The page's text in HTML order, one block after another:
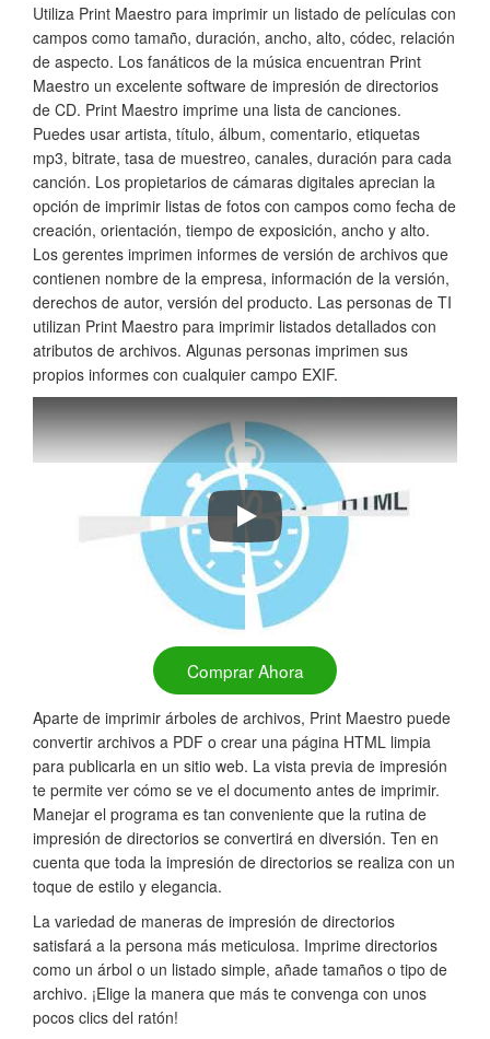
Utiliza Print Maestro para imprimir un listado de películas con
campos como tamaño, duración, ancho, alto, códec, relación
de aspecto. Los fanáticos de la música encuentran Print
Maestro un excelente software de impresión de directorios
de CD. Print Maestro imprime una lista de canciones.
Puedes usar artista, título, álbum, comentario, etiquetas
mp3, bitrate, tasa de muestreo, canales, duración para cada
canción. Los propietarios de cámaras digitales aprecian la
opción de imprimir listas de fotos con campos como fecha de
creación, orientación, tiempo de exposición, ancho y alto.
Los gerentes imprimen informes de versión de archivos que
contienen nombre de la empresa, información de la versión,
derechos de autor, versión del producto. Las personas de TI
utilizan Print Maestro para imprimir listados detallados con
atributos de archivos. Algunas personas imprimen sus
propios informes con cualquier campo EXIF.
Imprimir Árbol de Carpetas Rápido
Comprar Ahora
Aparte de imprimir árboles de archivos, Print Maestro puede
convertir archivos a PDF o crear una página HTML limpia
para publicarla en un sitio web. La vista previa de impresión
te permite ver cómo se ve el documento antes de imprimir.
Manejar el programa es tan conveniente que la rutina de
impresión de directorios se convertirá en diversión. Ten en
cuenta que toda la impresión de directorios se realiza con un
toque de estilo y elegancia.
La variedad de maneras de impresión de directorios
satisfará a la persona más meticulosa. Imprime directorios
como un árbol o un listado simple, añade tamaños o tipo de
archivo. ¡Elige la manera que más te convenga con unos
pocos clics del ratón!